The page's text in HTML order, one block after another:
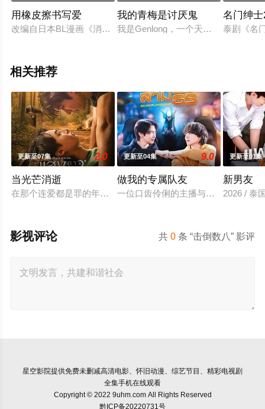
用橡皮擦书写爱
改编自日本BL漫画《消失的初恋》
我的青梅是讨厌鬼
我是Genlong，一个天生拥有美貌、
名门绅
泰剧《名
相关推荐
更新至07集 2.0
当光芒消逝
在那个连爱都是罪的年代，他们选择了彼此。 1976年10月6日
更新至04集 9.0
做我的专属队友
一位口齿伶俐的主播与新手玩家！顶
更新至01集
新男友
2026 / 泰
共0 条 “击倒数八” 影评
影视评论
星空影院提供免费未删减高清电影、怀旧动漫、综艺节目、精彩电视剧
全集手机在线观看
Copyright © 2022 9uhm.com All Rights Reserved
黔ICP备20220731号